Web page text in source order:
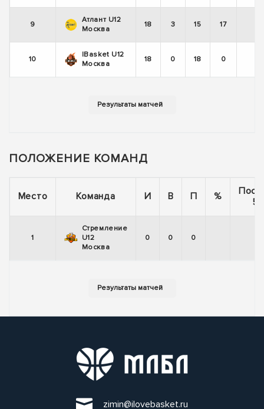
9
Атлант U12
Москва
18 3 15 17
10
IBasket U12
Москва
18 0 18 0
ПОЛОЖЕНИЕ КОМАНД
Место Команда И В П %
5
1
Стремление
U12
Москва
0 0 0
zimin@ilovebasket.ru